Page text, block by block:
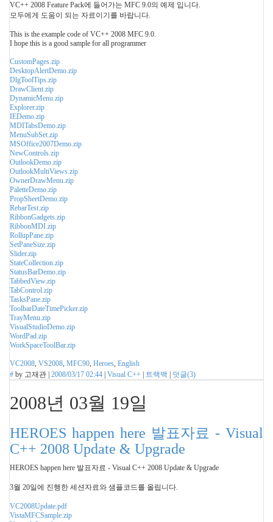
VC++ 2008 Feature Pack에 들어가는 MFC 9.0의 예제 입니다.
모두에게 도움이 되는 자료이기를 바랍니다.
This is the example code of VC++ 2008 MFC 9.0.
I hope this is a good sample for all programmer
CustomPages.zip
DesktopAlertDemo.zip
DlgToolTips.zip
DrawClient.zip
DynamicMenu.zip
Explorer.zip
IEDemo.zip
MDITabsDemo.zip
MenuSubSet.zip
MSOffice2007Demo.zip
NewControls.zip
OutlookDemo.zip
OutlookMultiViews.zip
OwnerDrawMenu.zip
PaletteDemo.zip
PropSheetDemo.zip
RebarTest.zip
RibbonGadgets.zip
RibbonMDI.zip
RollupPane.zip
SetPaneSize.zip
Slider.zip
StateCollection.zip
StatusBarDemo.zip
TabbedView.zip
TabControl.zip
TasksPane.zip
ToolbarDateTimePicker.zip
TrayMenu.zip
VisualStudioDemo.zip
WordPad.zip
WorkSpaceToolBar.zip
VC2008, VS2008, MFC90, Heroes, English
# by 고재관 2008/03/17 02:44 Visual C++ 트랙백 덧글(3)
2008년 03월 19일
HEROES happen here 발표자료 - Visual
C++ 2008 Update & Upgrade
HEROES happen here 발표자료 - Visual C++ 2008 Update & Upgrade
3월 20일에 진행한 세션자료와 샘플코드를 올립니다.
VC2008Update.pdf
VistaMFCSample.zip